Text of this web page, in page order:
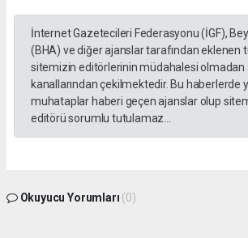
İnternet Gazetecileri Federasyonu (İGF),
(BHA) ve diğer ajanslar tarafından eklenen
sitemizin editörlerinin müdahalesi olmadan
kanallarından çekilmektedir. Bu haberlerde
muhataplar haberi geçen ajanslar olup
editörü sorumlu tutulamaz...
Okuyucu Yorumları (0)